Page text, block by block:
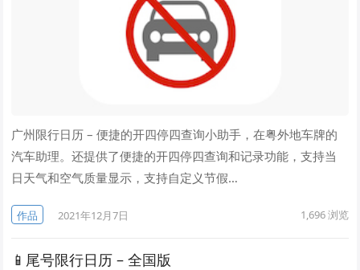
广州限行日历 – 便捷的开四停四查询小助手，在粤外地车牌的
汽车助理。还提供了便捷的开四停四查询和记录功能，支持当
日天气和空气质量显示，支持自定义节假…
作品 2021年12月7日 1,696浏览
📱尾号限行日历 – 全国版